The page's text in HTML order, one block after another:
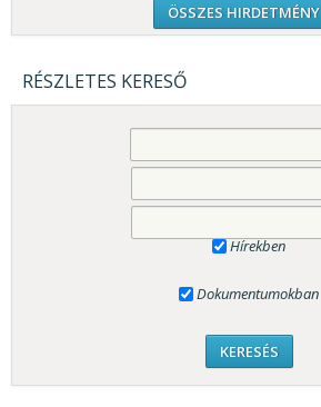
ÖSSZES HIRDETMÉNY
RÉSZLETES KERESŐ
Hírekben
Dokumentumokban